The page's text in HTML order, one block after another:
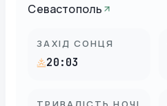
Севастополь
ЗАХІД СОНЦЯ
20:03